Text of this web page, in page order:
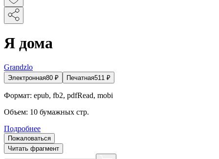
Я дома
Grandzlo
Электронная80 ₽ Печатная511 ₽
Формат: epub, fb2, pdfRead, mobi
Объем: 10 бумажных стр.
Подробнее
Пожаловаться
Читать фрагмент